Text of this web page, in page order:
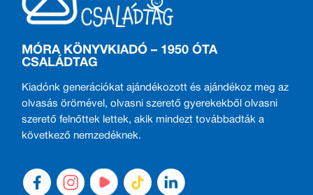
MÓRA KÖNYVKIADÓ – 1950 ÓTA
CSALÁDTAG
Kiadónk generációkat ajándékozott és ajándékoz meg az
olvasás örömével, olvasni szerető gyerekekből olvasni
szerető felnőttek lettek, akik mindezt továbbadták a
következő nemzedéknek.